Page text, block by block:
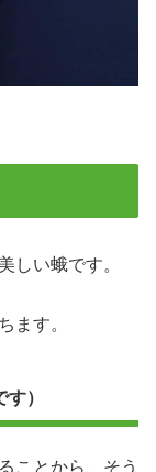
しい蛾です。
ます。
）
ことから、そう